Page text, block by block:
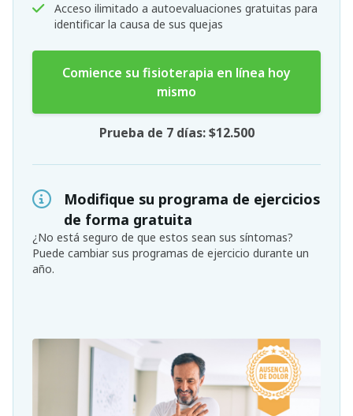
Acceso ilimitado a autoevaluaciones gratuitas para
identificar la causa de sus quejas
Comience su fisioterapia en línea hoy
mismo
Prueba de 7 días: $12.500
Modifique su programa de ejercicios
de forma gratuita
¿No está seguro de que estos sean sus síntomas?
Puede cambiar sus programas de ejercicio durante un
año.